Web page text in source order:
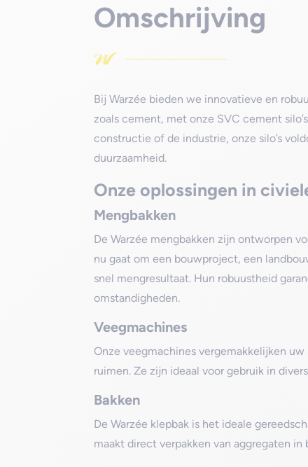
Omschrijving
Bij Warzée bieden we innovatieve en
zoals cement, met onze SVC cement
constructie of de industrie, onze silo’s
duurzaamheid.
Onze oplossingen in
Mengbakken
De Warzée mengbakken zijn ontworpen
nu gaat om een bouwproject, een
snel mengresultaat. Hun robuustheid
omstandigheden.
Veegmachines
Onze veegmachines vergemakkelijken
ruimen. Ze zijn ideaal voor gebruik in
Bakken
De Warzée klepbak is het ideale
maakt direct verpakken van aggregaten